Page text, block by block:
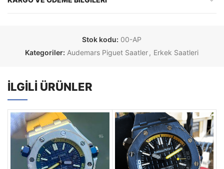
Stok kodu: 00-AP
Kategoriler: Audemars Piguet Saatler, Erkek Saatleri
İLGILI ÜRÜNLER